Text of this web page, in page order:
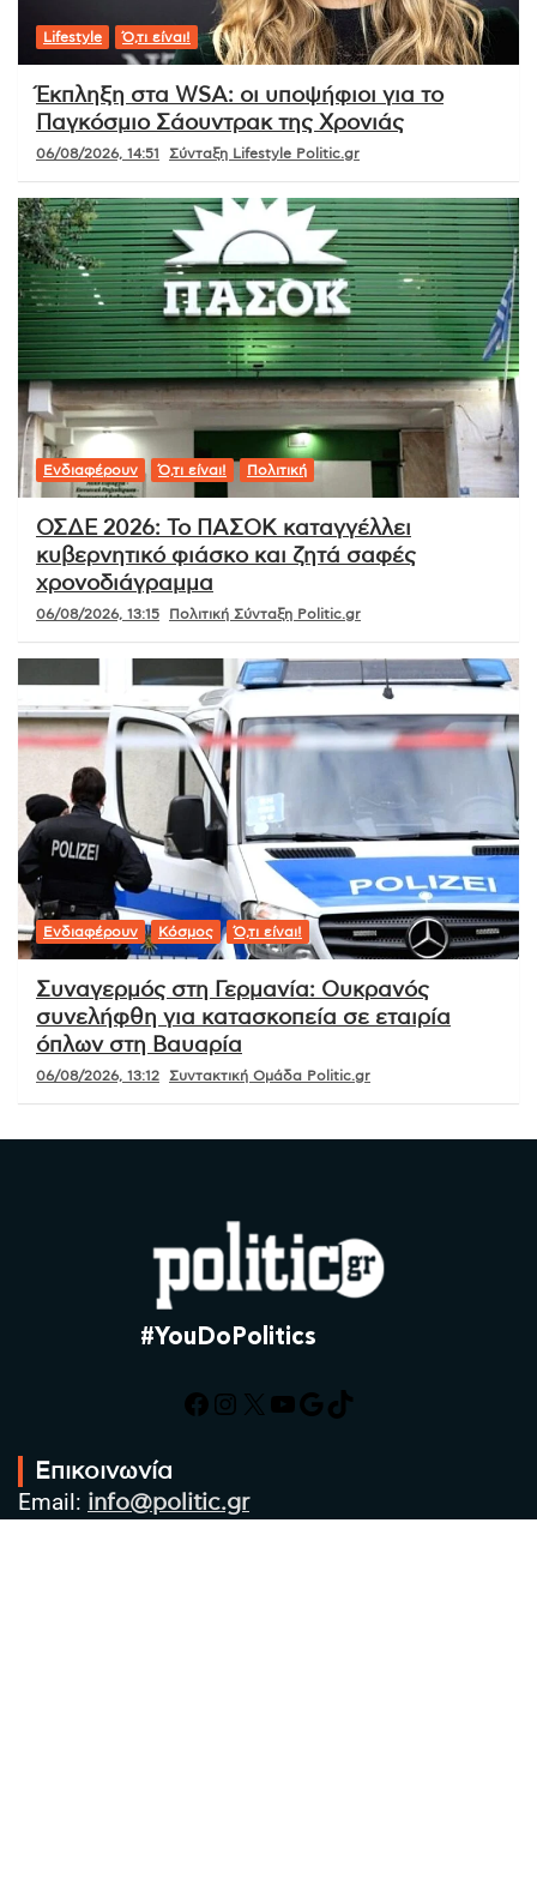
Lifestyle Ό,τι είναι!
Έκπληξη στα WSA: οι υποψήφιοι για το
Παγκόσμιο Σάουντρακ της Χρονιάς
06/08/2026, 14:51 Σύνταξη Lifestyle Politic.gr
Ενδιαφέρουν Ό,τι είναι! Πολιτική
ΟΣΔΕ 2026: Το ΠΑΣΟΚ καταγγέλλει
κυβερνητικό φιάσκο και ζητά σαφές
χρονοδιάγραμμα
06/08/2026, 13:15 Πολιτική Σύνταξη Politic.gr
Ενδιαφέρουν Κόσμος Ό,τι είναι!
Συναγερμός στη Γερμανία: Ουκρανός
συνελήφθη για κατασκοπεία σε εταιρία
όπλων στη Βαυαρία
06/08/2026, 13:12 Συντακτική Ομάδα Politic.gr
#YouDoPolitics
Facebook
Instagram
X YouTube
Google
TikTok
Επικοινωνία
Email: info@politic.gr